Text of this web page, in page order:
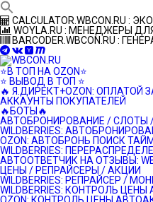
Перейти
к
контенту
CALCULATOR.WBCON.RU :
WOYLA.RU : МЕНЕДЖЕРЫ
BARCODER.WBCON.RU :
⭐️В ТОП НА OZON⭐️
⭐️ ВЫВОД В ТОП ⭐️
🔥 Я.ДИРЕКТ+OZON: ОПЛАТОЙ
АККАУНТЫ ПОКУПАТЕЛЕЙ
🔥БОТЫ🔥
АВТОБРОНИРОВАНИЕ / СЛОТЫ
WILDBERRIES:
OZON: АВТОБРОНЬ ПОИСК
WILDBERRIES:
АВТООТВЕТЧИК НА ОТЗЫВЫ:
ЦЕНЫ / РЕПРАЙСЕРЫ / АКЦИИ
WILDBERRIES: РЕПРАЙСЕР /
WILDBERRIES: КОНТРОЛЬ